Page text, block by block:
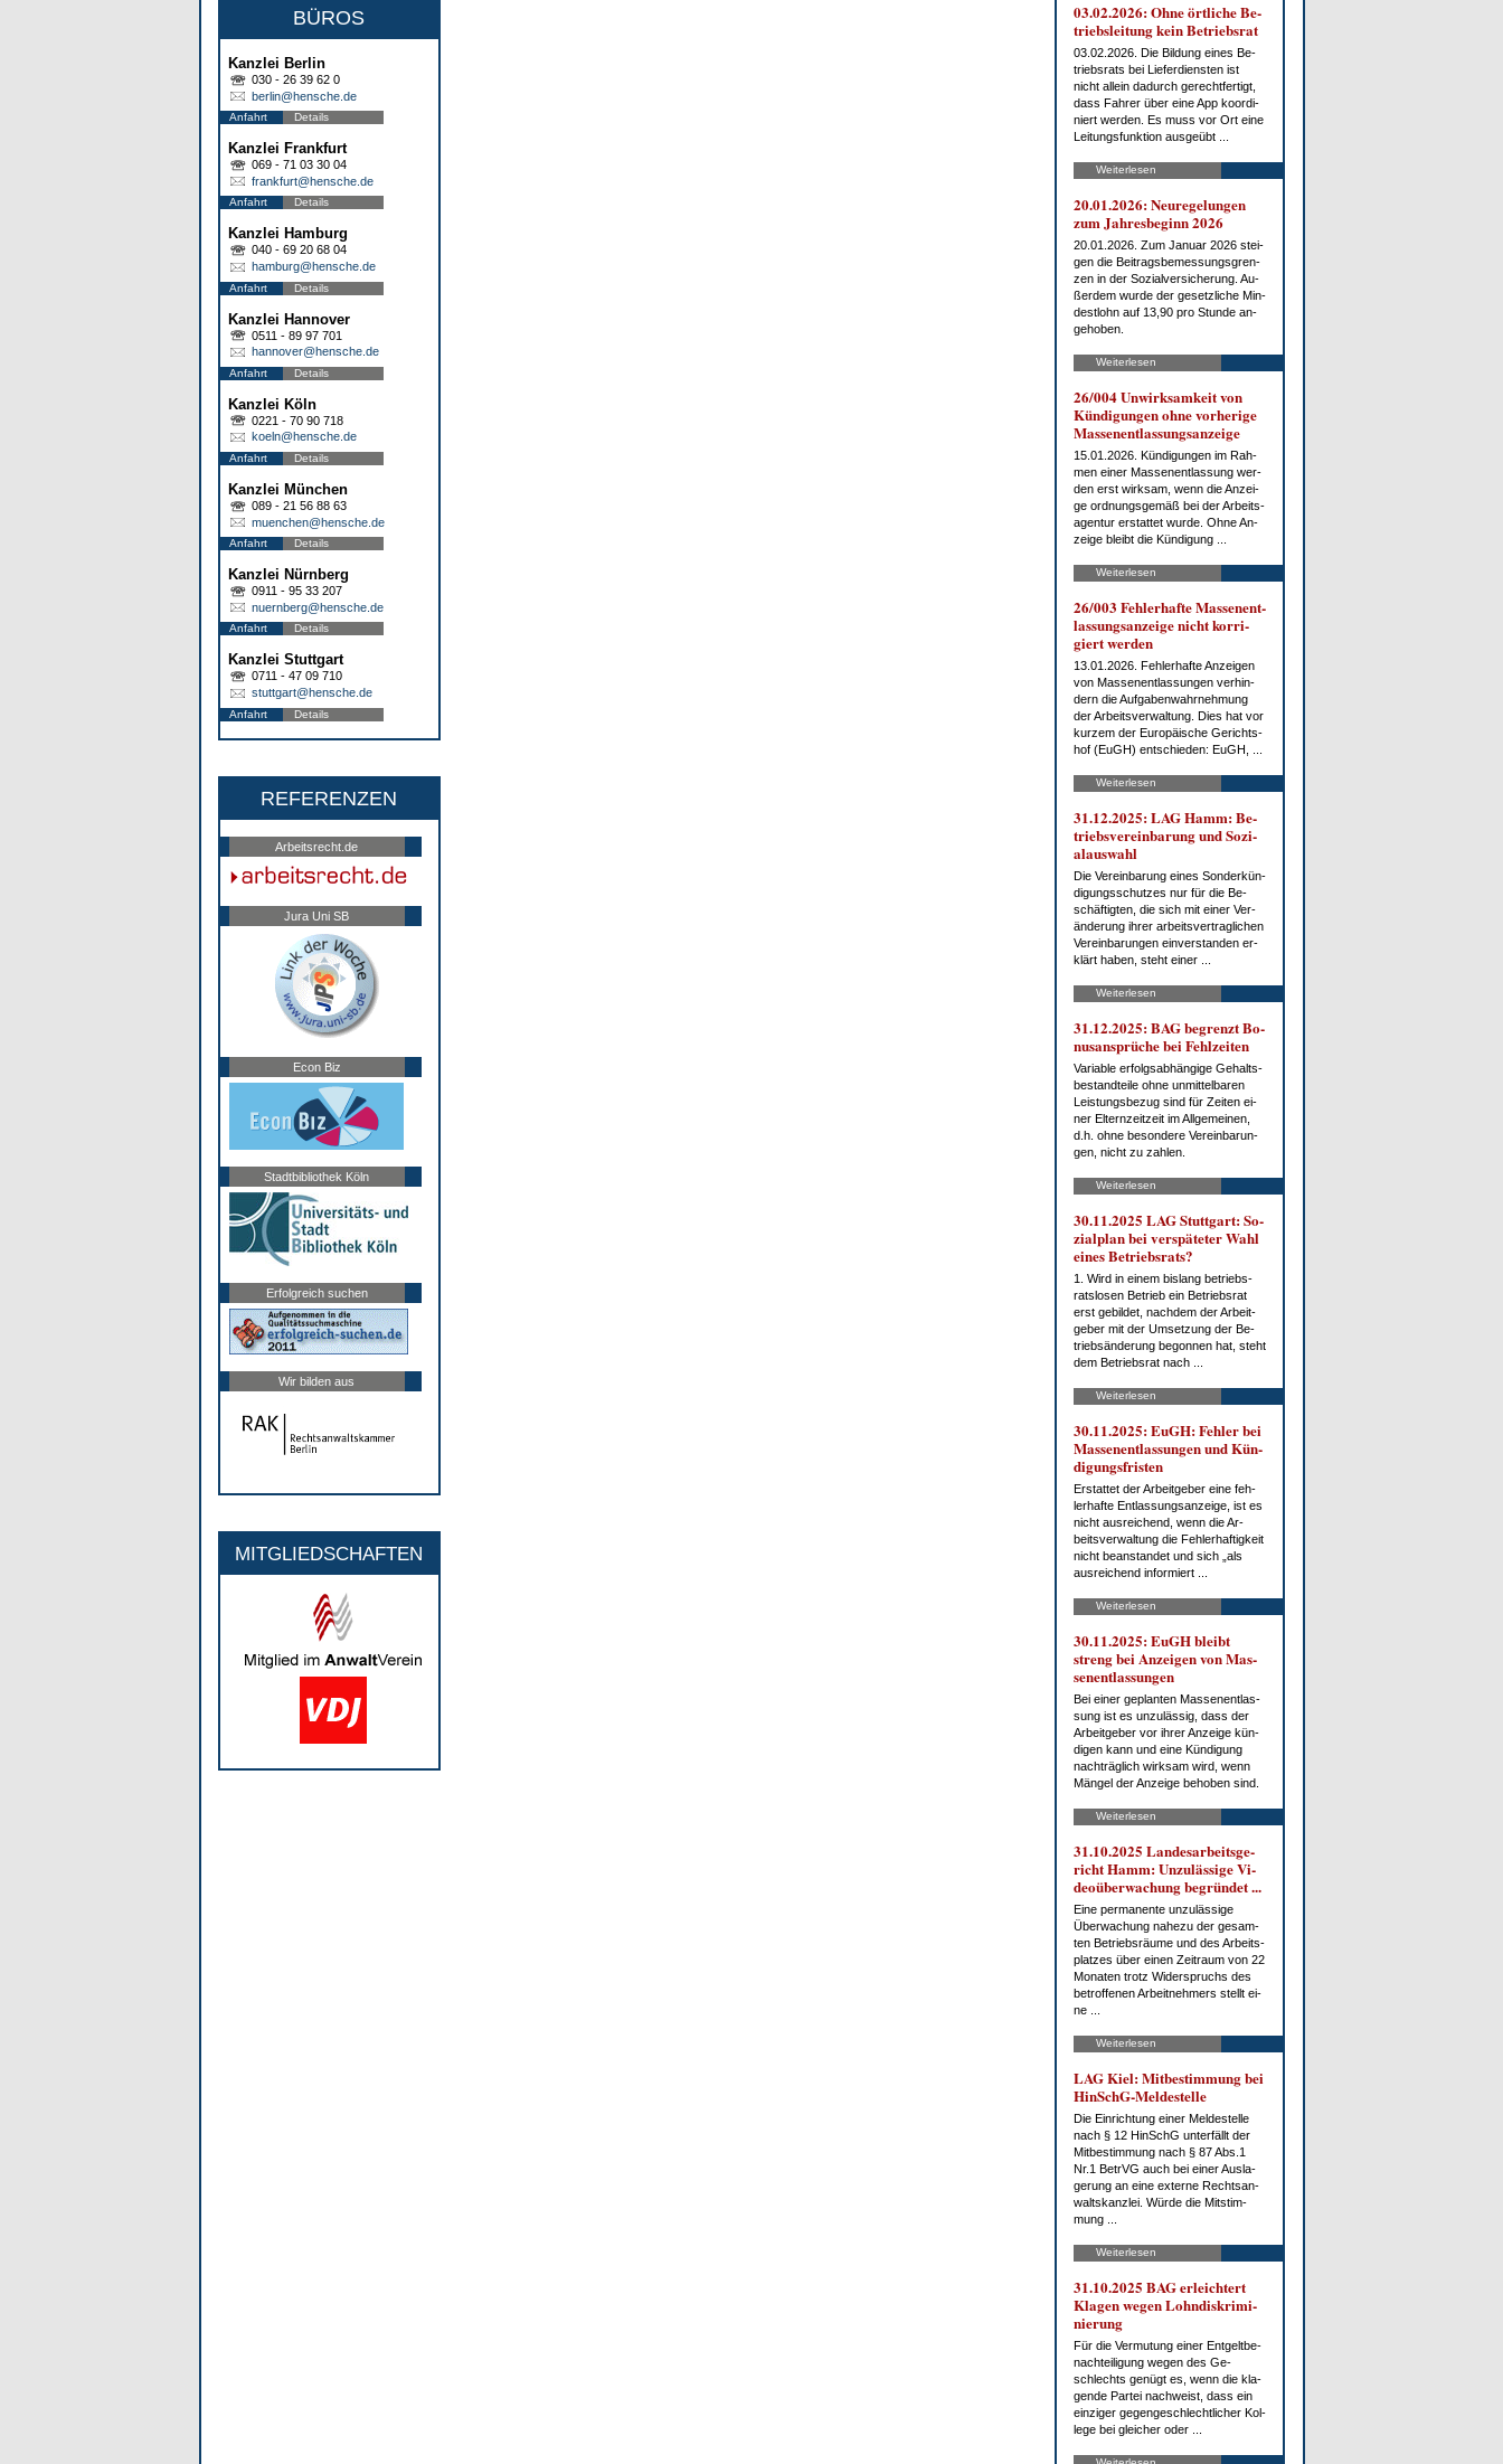
BÜROS
Kanzlei Berlin
030 - 26 39 62 0
berlin@hensche.de
Anfahrt Details
Kanzlei Frankfurt
069 - 71 03 30 04
frankfurt@hensche.de
Anfahrt Details
Kanzlei Hamburg
040 - 69 20 68 04
hamburg@hensche.de
Anfahrt Details
Kanzlei Hannover
0511 - 89 97 701
hannover@hensche.de
Anfahrt Details
Kanzlei Köln
0221 - 70 90 718
koeln@hensche.de
Anfahrt Details
Kanzlei München
089 - 21 56 88 63
muenchen@hensche.de
Anfahrt Details
Kanzlei Nürnberg
0911 - 95 33 207
nuernberg@hensche.de
Anfahrt Details
Kanzlei Stuttgart
0711 - 47 09 710
stuttgart@hensche.de
Anfahrt Details
REFERENZEN
Arbeitsrecht.de
Jura Uni SB
Econ Biz
Stadtbibliothek Köln
Erfolgreich suchen
Wir bilden aus
MITGLIEDSCHAFTEN
03.02.2026: Oh­ne ört­li­che Be­
triebs­lei­tung kein Be­triebs­rat
03.02.2026. Die Bil­dung ei­nes Be­
triebs­rats bei Lie­fer­diens­ten ist
nicht al­lein da­durch ge­recht­fer­tigt,
dass Fah­rer über ei­ne App ko­or­di­
niert wer­den. Es muss vor Ort ei­ne
Lei­tungs­funk­ti­on aus­ge­übt ...
Weiterlesen
20.01.2026: Neu­re­ge­lun­gen
zum Jah­res­be­ginn 2026
20.01.2026. Zum Ja­nu­ar 2026 stei­
gen die Bei­trags­be­mes­sungs­gren­
zen in der So­zi­al­ver­si­che­rung. Au­
ßer­dem wur­de der ge­setz­li­che Min­
dest­lohn auf 13,90 pro St­un­de an­
ge­ho­ben.
Weiterlesen
26/004 Un­wirk­sam­keit von
Kün­di­gun­gen oh­ne vor­he­ri­ge
Mas­sen­ent­las­sungs­an­zei­ge
15.01.2026. Kün­di­gun­gen im Rah­
men ei­ner Mas­sen­ent­las­sung wer­
den erst wirk­sam, wenn die An­zei­
ge ord­nungs­ge­mäß bei der Ar­beits­
agen­tur er­stat­tet wur­de. Oh­ne An­
zei­ge bleibt die Kün­di­gung ...
Weiterlesen
26/003 Feh­ler­haf­te Mas­sen­ent­
las­sungs­an­zei­ge nicht kor­ri­
giert wer­den
13.01.2026. Feh­ler­haf­te An­zei­gen
von Mas­sen­ent­las­sun­gen ver­hin­
dern die Auf­ga­ben­wahr­neh­mung
der Ar­beits­ver­wal­tung. Dies hat vor
kur­zem der Eu­ro­päi­sche Ge­richts­
hof (EuGH) ent­schie­den: EuGH, ...
Weiterlesen
31.12.2025: LAG Hamm: Be­
triebs­ver­ein­ba­rung und So­zi­
al­aus­wahl
Die Ver­ein­ba­rung ei­nes Son­der­kün­
di­gungs­schut­zes nur für die Be­
schäf­tig­ten, die sich mit ei­ner Ver­
än­de­rung ih­rer ar­beits­ver­trag­li­chen
Ver­ein­ba­run­gen ein­ver­stan­den er­
klärt ha­ben, steht ei­ner ...
Weiterlesen
31.12.2025: BAG be­grenzt Bo­
nus­an­sprü­che bei Fehl­zei­ten
Va­ria­ble er­folgs­ab­hän­gi­ge Ge­halts­
be­stand­tei­le oh­ne un­mit­tel­ba­ren
Leis­tungs­be­zug sind für Zei­ten ei­
ner El­tern­zeit­zeit im All­ge­mei­nen,
d.h. oh­ne be­son­de­re Ver­ein­ba­run­
gen, nicht zu zah­len.
Weiterlesen
30.11.2025 LAG Stutt­gart: So­
zi­al­plan bei ver­spä­te­ter Wahl
ei­nes Be­triebs­rats?
1. Wird in ei­nem bis­lang be­triebs­
rats­lo­sen Be­trieb ein Be­triebs­rat
erst ge­bil­det, nach­dem der Ar­beit­
ge­ber mit der Um­set­zung der Be­
trieb­s­än­de­rung be­gon­nen hat, steht
dem Be­triebs­rat nach ...
Weiterlesen
30.11.2025: EuGH: Feh­ler bei
Mas­sen­ent­las­sun­gen und Kün­
di­gungs­fris­ten
Er­stat­tet der Ar­beit­ge­ber ei­ne feh­
ler­haf­te Ent­las­sungs­an­zei­ge, ist es
nicht aus­rei­chend, wenn die Ar­
beits­ver­wal­tung die Feh­ler­haf­tig­keit
nicht be­an­stan­det und sich „als
aus­rei­chend in­for­miert ...
Weiterlesen
30.11.2025: EuGH bleibt
streng bei An­zei­gen von Mas­
sen­ent­las­sun­gen
Bei ei­ner ge­plan­ten Mas­sen­ent­las­
sung ist es un­zu­läs­sig, dass der
Ar­beit­ge­ber vor ih­rer An­zei­ge kün­
di­gen kann und ei­ne Kün­di­gung
nach­träg­lich wirk­sam wird, wenn
Män­gel der An­zei­ge be­ho­ben sind.
Weiterlesen
31.10.2025 Lan­des­ar­beits­ge­
richt Hamm: Un­zu­läs­si­ge Vi­
deo­über­wa­chung be­grün­det ...
Ei­ne per­ma­nen­te un­zu­läs­si­ge
Über­wa­chung na­he­zu der ge­sam­
ten Be­triebs­räu­me und des Ar­beits­
plat­zes über ei­nen Zeit­raum von 22
Mo­na­ten trotz Wi­der­spruchs des
be­trof­fe­nen Ar­beit­neh­mers stellt ei­
ne ...
Weiterlesen
LAG Kiel: Mit­be­stim­mung bei
HinSchG-Mel­de­stel­le
Die Ein­rich­tung ei­ner Mel­de­stel­le
nach § 12 HinSchG un­ter­fällt der
Mit­be­stim­mung nach § 87 Abs.1
Nr.1 Be­trVG auch bei ei­ner Aus­la­
ge­rung an ei­ne ex­ter­ne Rechts­an­
walts­kanz­lei. Wür­de die Mit­stim­
mung ...
Weiterlesen
31.10.2025 BAG er­leich­tert
Kla­gen we­gen Lohn­dis­kri­mi­
nie­rung
Für die Ver­mu­tung ei­ner Ent­gelt­be­
nach­tei­li­gung we­gen des Ge­
schlechts ge­nügt es, wenn die kla­
gen­de Par­tei nach­weist, dass ein
ein­zi­ger ge­gen­ge­schlecht­li­cher Kol­
le­ge bei glei­cher oder ...